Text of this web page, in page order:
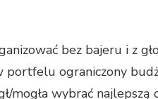
bez bajeru i z
portfelu ograniczony
mogła wybrać